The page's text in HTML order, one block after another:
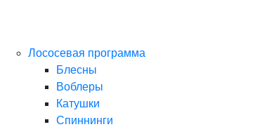
Лососевая программа
Блесны
Воблеры
Катушки
Спиннинги